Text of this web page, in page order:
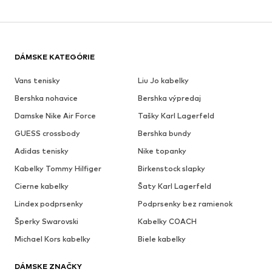
DÁMSKE KATEGÓRIE
Vans tenisky
Liu Jo kabelky
Bershka nohavice
Bershka výpredaj
Damske Nike Air Force
Tašky Karl Lagerfeld
GUESS crossbody
Bershka bundy
Adidas tenisky
Nike topanky
Kabelky Tommy Hilfiger
Birkenstock slapky
Cierne kabelky
Šaty Karl Lagerfeld
Lindex podprsenky
Podprsenky bez ramienok
Šperky Swarovski
Kabelky COACH
Michael Kors kabelky
Biele kabelky
DÁMSKE ZNAČKY